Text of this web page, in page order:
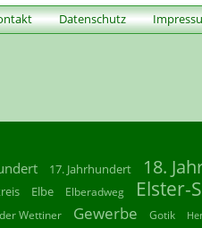
Datenschutz
17. Jahrhundert 18.
Elbe Elberadweg Elster-
Wettiner Gewerbe Gotik